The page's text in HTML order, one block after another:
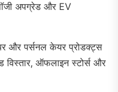
अपग्रेड और EV
और पर्सनल केयर प्रोडक्ट्स
विस्तार, ऑफलाइन स्टोर्स और